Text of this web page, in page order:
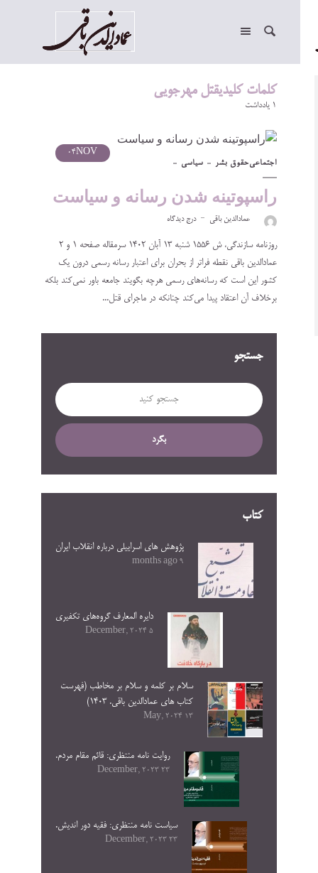
کلمات کلیدیقتل مهرجویی
1 یادداشت
NOV
04
اجتماعیحقوق بشر سیاسی
راسپوتینه شدن رسانه و سیاست
عمادالدین باقی درج دیدگاه
روزنامه سازندگی، ش ۱۵۵۶ شنبه ۱۳ آبان ۱۴۰۲ سرمقاله صفحه ۱ و ۲
عمادالدین باقی نقطه فراتر از بحران برای اعتبار رسانه رسمی درون یک
کشور این است که رسانه‌های رسمی هرچه بگویند جامعه باور نمی‌کند بلکه
برخلاف آن اعتقاد پیدا می‌کند چنانکه در ماجرای قتل...
جستجو
بگرد
کتاب
پژوهش های اسراییلی درباره انقلاب ایران
9 months ago
دایره المعارف گروه‌های تکفیری
5 December, 2024
سلام بر کلمه و سلام بر مخاطب (فهرست
کتاب های عمادالدین باقی. ۱۴۰۳)
13 May, 2024
روایت نامه منتظری: قائم مقام مردم.
23 December, 2023
سیاست نامه منتظری: فقیه دور اندیش.
23 December, 2023